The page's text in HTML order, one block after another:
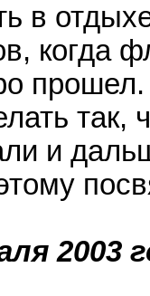
в
когда
и
2003